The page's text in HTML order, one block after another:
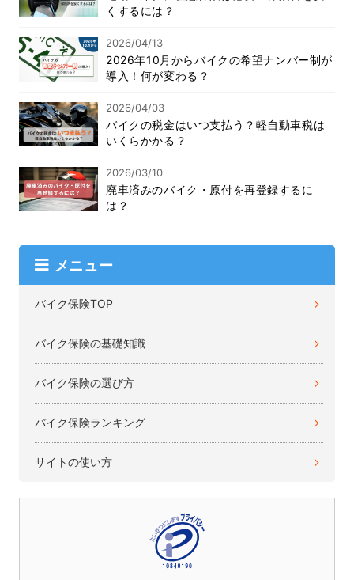
くするには？
2026/04/13
2026年10月からバイクの希望ナンバー制が
導入！何が変わる？
2026/04/03
バイクの税金はいつ支払う？軽自動車税は
いくらかかる？
2026/03/10
廃車済みのバイク・原付を再登録するに
は？
メニュー
バイク保険TOP
バイク保険の基礎知識
バイク保険の選び方
バイク保険ランキング
サイトの使い方